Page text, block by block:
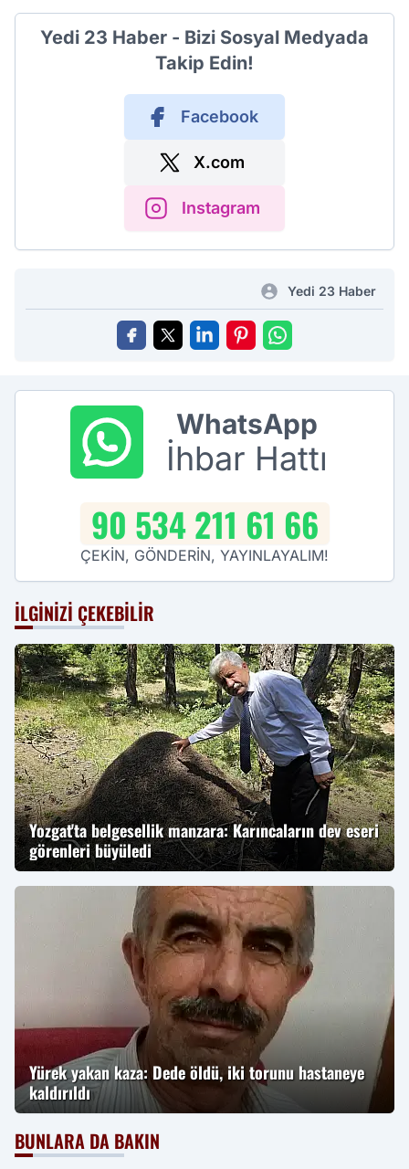
Yedi 23 Haber - Bizi Sosyal Medyada
Takip Edin!
Facebook
X.com
Instagram
Yedi 23 Haber
WhatsApp
İhbar Hattı
90 534 211 61 66
ÇEKİN, GÖNDERİN, YAYINLAYALIM!
İLGINIZI ÇEKEBILIR
Yozgat'ta belgesellik manzara: Karıncaların dev eseri
görenleri büyüledi
Yürek yakan kaza: Dede öldü, iki torunu hastaneye
kaldırıldı
BUNLARA DA BAKIN